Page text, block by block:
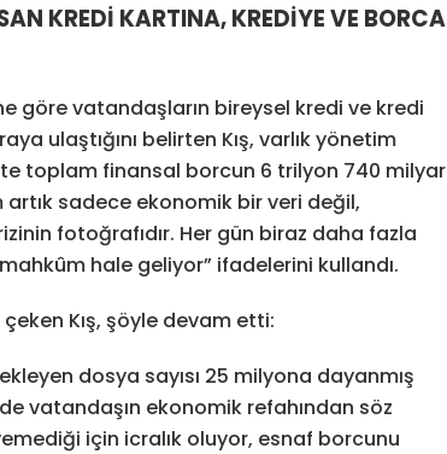
KREDİ KARTINA, KREDİYE VE BORCA
göre vatandaşların bireysel kredi ve kredi
ulaştığını belirten Kış, varlık yönetim
toplam finansal borcun 6 trilyon 740 milyar
artık sadece ekonomik bir veri değil,
fotoğrafıdır. Her gün biraz daha fazla
hale geliyor” ifadelerini kullandı.
Kış, şöyle devam etti:
dosya sayısı 25 milyona dayanmış
vatandaşın ekonomik refahından söz
için icralık oluyor, esnaf borcunu